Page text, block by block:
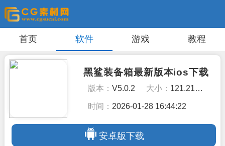
首页 软件 游戏 教程
黑鲨装备箱最新版本ios下载
版本： V5.0.2 大小： 121.21MB
时间： 2026-01-28 16:44:22
安卓版下载